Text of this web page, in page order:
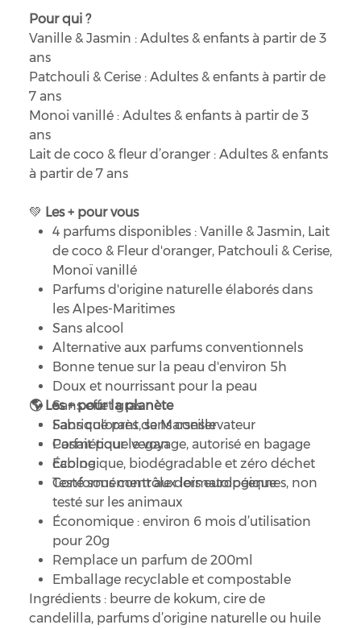
Pour qui ?
Vanille & Jasmin : Adultes & enfants à partir de 3
ans
Patchouli & Cerise : Adultes & enfants à partir de
7 ans
Monoi vanillé : Adultes & enfants à partir de 3
ans
Lait de coco & fleur d’oranger : Adultes & enfants
à partir de 7 ans
💚 Les + pour vous
4 parfums disponibles : Vanille & Jasmin, Lait
de coco & Fleur d'oranger, Patchouli & Cerise,
Monoï vanillé
Parfums d'origine naturelle élaborés dans
les Alpes-Maritimes
Sans alcool
Alternative aux parfums conventionnels
Bonne tenue sur la peau d'environ 5h
Doux et nourrissant pour la peau
Sans effet gras
Sans colorant, sans conservateur
Parfait pour le voyage, autorisé en bagage
cabine
Testé sous contrôle dermatologique
🌎Les + pour la planète
Fabriqué près de Marseille
Cosmétique vegan
Écologique, biodégradable et zéro déchet
Conformément aux lois européennes, non
testé sur les animaux
Économique : environ 6 mois d’utilisation
pour 20g
Remplace un parfum de 200ml
Emballage recyclable et compostable
Ingrédients : beurre de kokum, cire de
candelilla, parfums d’origine naturelle ou huile